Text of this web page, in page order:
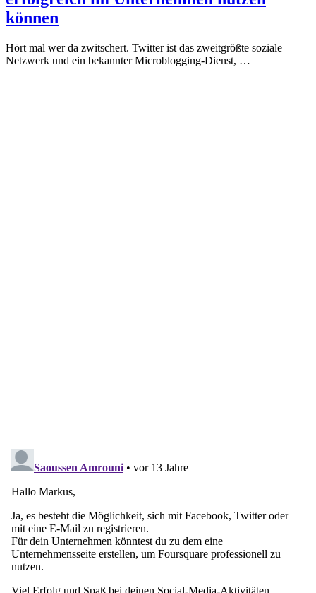
können
Hört mal wer da zwitschert. Twitter ist das zweitgrößte soziale
Netzwerk und ein bekannter Microblogging-Dienst, …